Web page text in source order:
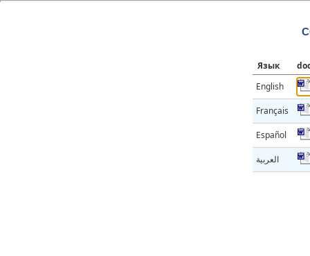
Язык
English
Français
Español
العربية